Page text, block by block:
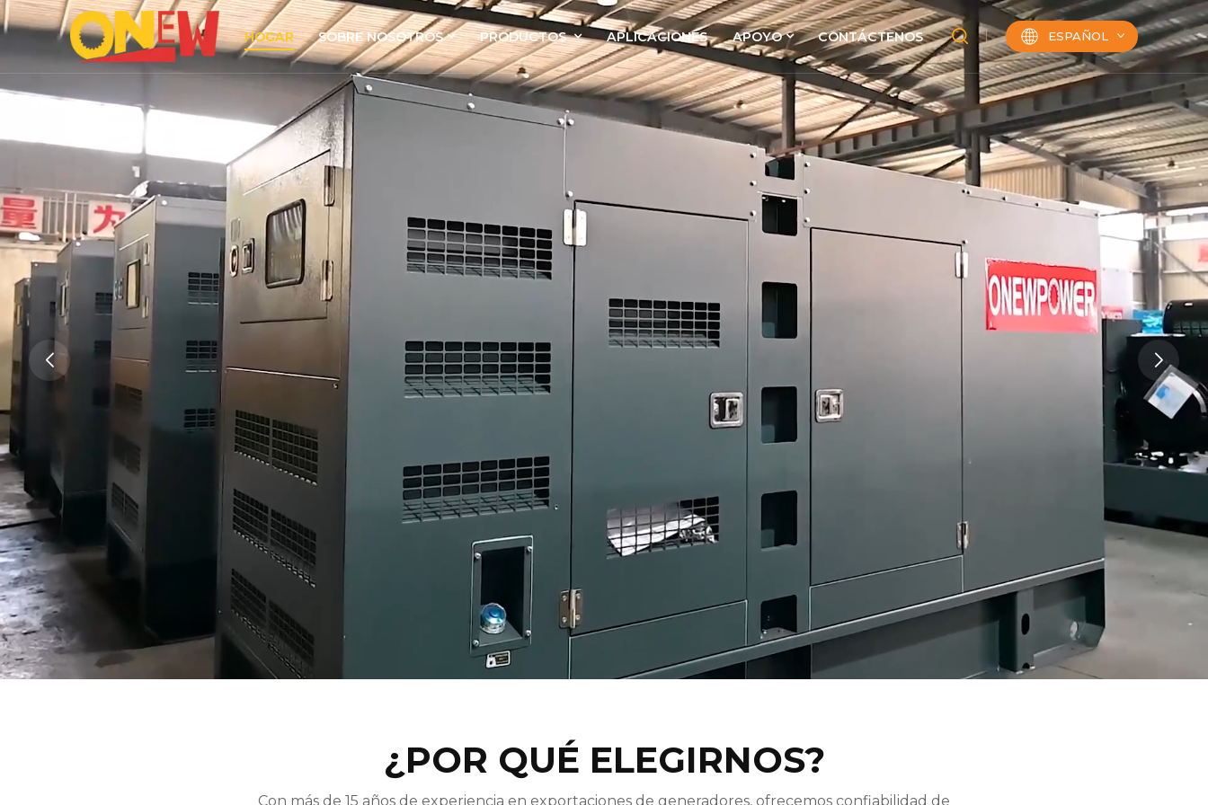
HOGAR SOBRE NOSOTROS PRODUCTOS APLICACIONES APOYO CONTÁCTENOS ESPAÑOL
¿POR QUÉ ELEGIRNOS?
Con más de 15 años de experiencia en exportaciones de generadores, ofrecemos confiabilidad de